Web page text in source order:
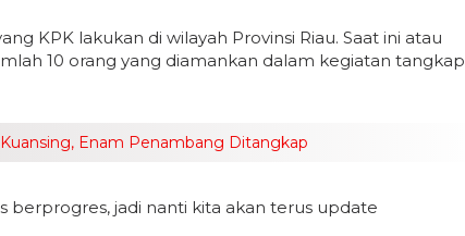
KPK lakukan di wilayah Provinsi Riau. Saat ini atau
10 orang yang diamankan dalam kegiatan tangkap
Enam Penambang Ditangkap
berprogres, jadi nanti kita akan terus update